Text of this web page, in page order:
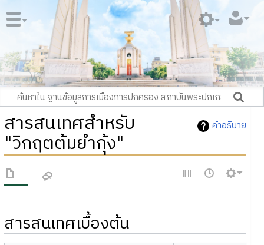
คำอธิบาย
สารสนเทศสำหรับ
"วิกฤตต้มยำกุ้ง"
สารสนเทศเบื้องต้น